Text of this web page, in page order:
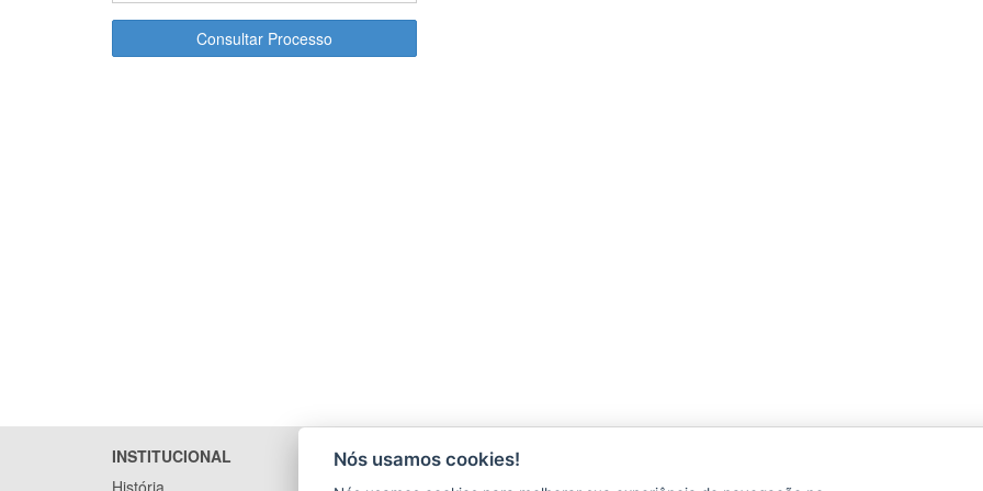
Consultar Processo
INSTITUCIONAL
História
LICITAÇÕES
Arquivo
Nós usamos cookies!